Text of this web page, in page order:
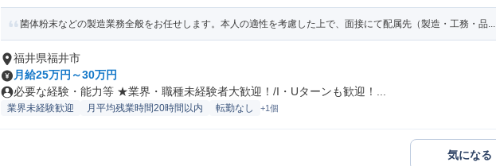
菌体粉末などの製造業務全般をお任せします。本人の適性を考慮した上で、面接にて配属先（製造・工務・品...
福井県福井市
月給25万円～30万円
必要な経験・能力等 ★業界・職種未経験者大歓迎！/I・Uターンも歓迎！...
業界未経験歓迎 月平均残業時間20時間以内 転勤なし +1個
気になる